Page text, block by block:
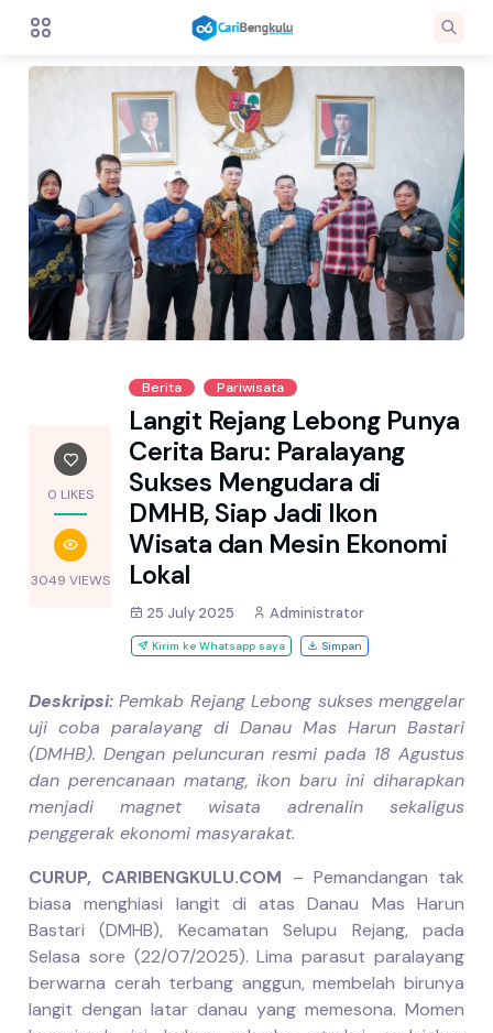
0 LIKES
3049 VIEWS
Berita Pariwisata
Langit Rejang Lebong Punya
Cerita Baru: Paralayang
Sukses Mengudara di
DMHB, Siap Jadi Ikon
Wisata dan Mesin Ekonomi
Lokal
25 July 2025 Administrator
Kirim ke Whatsapp saya Simpan
Deskripsi: Pemkab Rejang Lebong sukses menggelar
uji coba paralayang di Danau Mas Harun Bastari
(DMHB). Dengan peluncuran resmi pada 18 Agustus
dan perencanaan matang, ikon baru ini diharapkan
menjadi magnet wisata adrenalin sekaligus
penggerak ekonomi masyarakat.
CURUP, CARIBENGKULU.COM – Pemandangan tak
biasa menghiasi langit di atas Danau Mas Harun
Bastari (DMHB), Kecamatan Selupu Rejang, pada
Selasa sore (22/07/2025). Lima parasut paralayang
berwarna cerah terbang anggun, membelah birunya
langit dengan latar danau yang memesona. Momen